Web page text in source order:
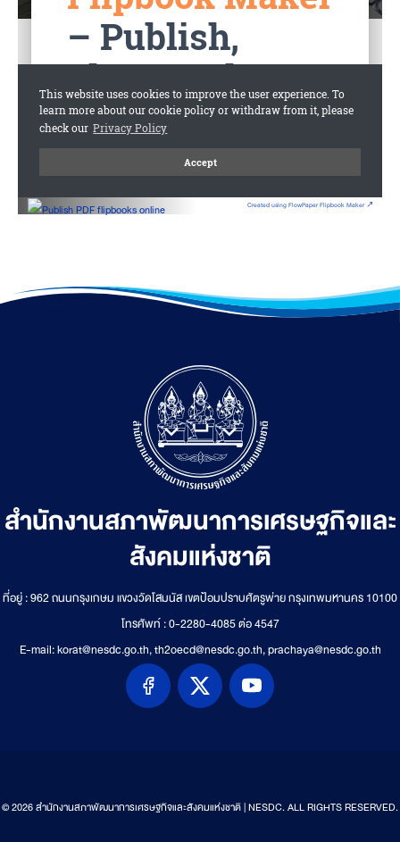
Created using FlowPaper Flipbook Maker ↗
สำนักงานสภาพัฒนาการเศรษฐกิจและ
สังคมแห่งชาติ
ที่อยู่ : 962 ถนนกรุงเกษม แขวงวัดโสมนัส เขตป้อมปราบศัตรูพ่าย กรุงเทพมหานคร 10100
โทรศัพท์ : 0-2280-4085 ต่อ 4547
E-mail: korat@nesdc.go.th, th2oecd@nesdc.go.th, prachaya@nesdc.go.th
© 2026 สำนักงานสภาพัฒนาการเศรษฐกิจและสังคมแห่งชาติ | NESDC. ALL RIGHTS RESERVED.